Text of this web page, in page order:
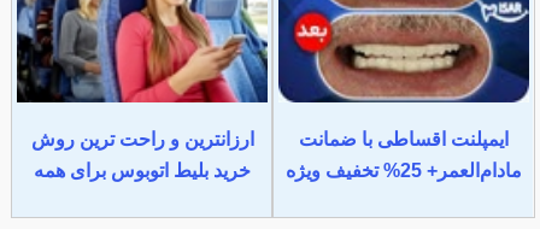
ایمپلنت اقساطی با ضمانت
مادام‌العمر+ 25% تخفیف ویژه
ارزانترین و راحت ترین روش
خرید بلیط اتوبوس برای همه